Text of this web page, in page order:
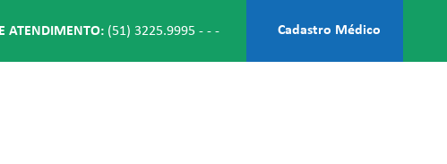
ATENDIMENTO: (51) 3225.9995 - - - Cadastro Médico